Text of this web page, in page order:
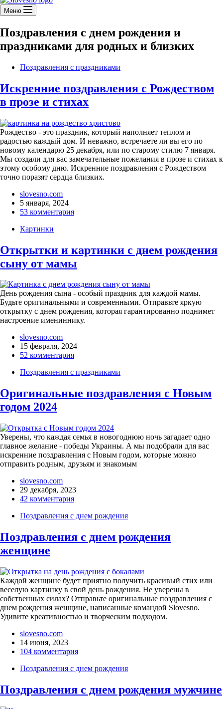
Меню
Поздравления с днем ​​рождения и
праздниками для родных и близких
Поздравления с праздниками
Искренние поздравления с Рождеством
в прозе и стихах
Рождество - это праздник, который наполняет теплом и
радостью каждый дом. И неважно, встречаете ли вы его по
новому календарю 25 декабря, или по старому стилю 7 января.
Мы создали для вас замечательные пожелания в прозе и стихах к
этому особому дню. Искренние поздравления с Рождеством
точно поразят сердца близких.
slovesno.com
5 января, 2024
53 комментария
Картинки
Открытки и картинки с днем рождения
сыну от мамы
День рождения сына - особый праздник для каждой мамы.
Будьте оригинальными и современными. Отправьте яркую
открытку с днем рождения, которая гарантированно поднимет
настроение имениннику.
slovesno.com
15 февраля, 2024
52 комментария
Поздравления с праздниками
Оригинальные поздравления с Новым
годом 2024
Уверены, что каждая семья в новогоднюю ночь загадает одно
главное желание - победы Украины. А мы подобрали для вас
искренние поздравления с Новым годом, которые можно
отправить родным, друзьям и знакомым
slovesno.com
29 декабря, 2023
42 комментария
Поздравления с днем рождения
Поздравления с днем рождения
женщине
Каждой женщине будет приятно получить красивый стих или
веселую картинку в свой день рождения. Не уверены в
собственных силах? Отправьте оригинальные поздравления с
днем рождения женщине, написанные командой Slovesno.
Удивите креативностью и творческим подходом.
slovesno.com
14 июня, 2023
104 комментария
Поздравления с днем рождения
Поздравления с днем рождения мужчине